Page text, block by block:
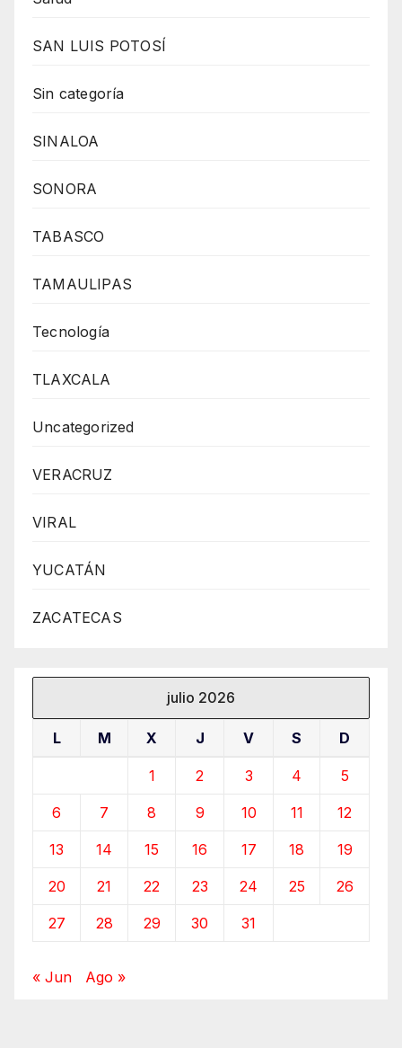
SAN LUIS POTOSÍ
Sin categoría
SINALOA
SONORA
TABASCO
TAMAULIPAS
Tecnología
TLAXCALA
Uncategorized
VERACRUZ
VIRAL
YUCATÁN
ZACATECAS
julio 2026
L M X J V S D
1 2 3 4 5
6 7 8 9 10 11 12
13 14 15 16 17 18 19
20 21 22 23 24 25 26
27 28 29 30 31
« Jun Ago »